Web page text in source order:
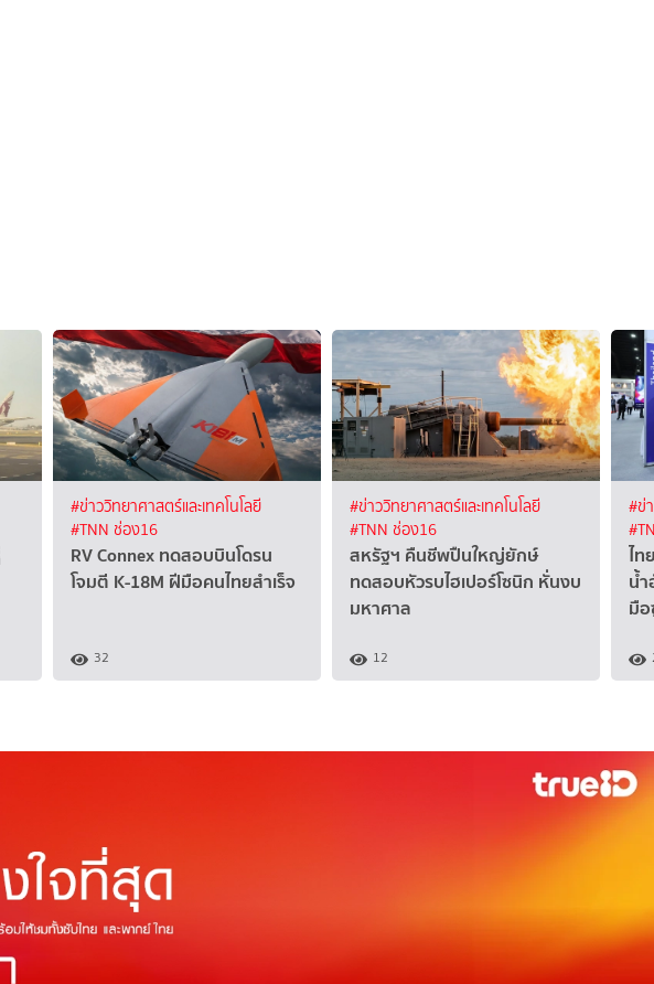
#ข่าววิทยาศาสตร์และเทคโนโลยี
#TNN ช่อง16
RV Connex ทดสอบบินโดรน
โจมตี K-18M ฝีมือคนไทยสำเร็จ
32
#ข่าววิทยาศาสตร์และเทคโนโลยี
#TNN ช่อง16
สหรัฐฯ คืนชีพปืนใหญ่ยักษ์
ทดสอบหัวรบไฮเปอร์โซนิก หั่นงบ
มหาศาล
12
#ข่
ไท
น้
มื